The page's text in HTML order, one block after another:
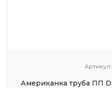
Артикул:
Американка труба ПП